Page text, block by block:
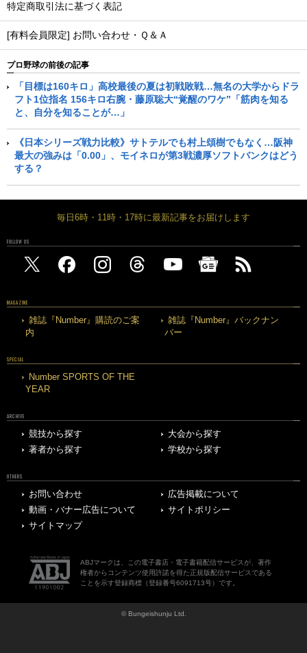
特定商取引法に基づく表記
[有料会員限定] お問い合わせ・Ｑ＆Ａ
プロ野球の前後の記事
「目標は160キロ」高校最後の夏は初戦敗戦…無名の大学からドラ
フト1位指名 156キロ右腕・藤原聡大“覚醒のワケ”「筋肉を知る
と、自分を知ることが…」
《日本シリーズ戦力比較》サトテルでも村上頌樹でもなく…阪神
最大の強みは「0.00」、モイネロが第3戦濃厚ソフトバンクはどう
する？
毎日6時・11時・17時に最新記事をお届けします
FOLLOW US
MAGAZINE
雑誌『Number』購読のご案
内
雑誌『Number』バックナン
バー
SPECIAL
Number SPORTS OF THE
YEAR
ARCHIVE
競技から探す
大会から探す
著者から探す
学校から探す
OTHERS
お問い合わせ
広告掲載について
動画・バナー広告について
サイトポリシー
サイトマップ
ABJマークは、この電子書店・電子書籍配信サービスが、著作
権者からコンテンツ使用許諾を得た正規版配信サービスである
ことを示す登録商標（登録番号6091713号）です。
© Bungeishunju Ltd.